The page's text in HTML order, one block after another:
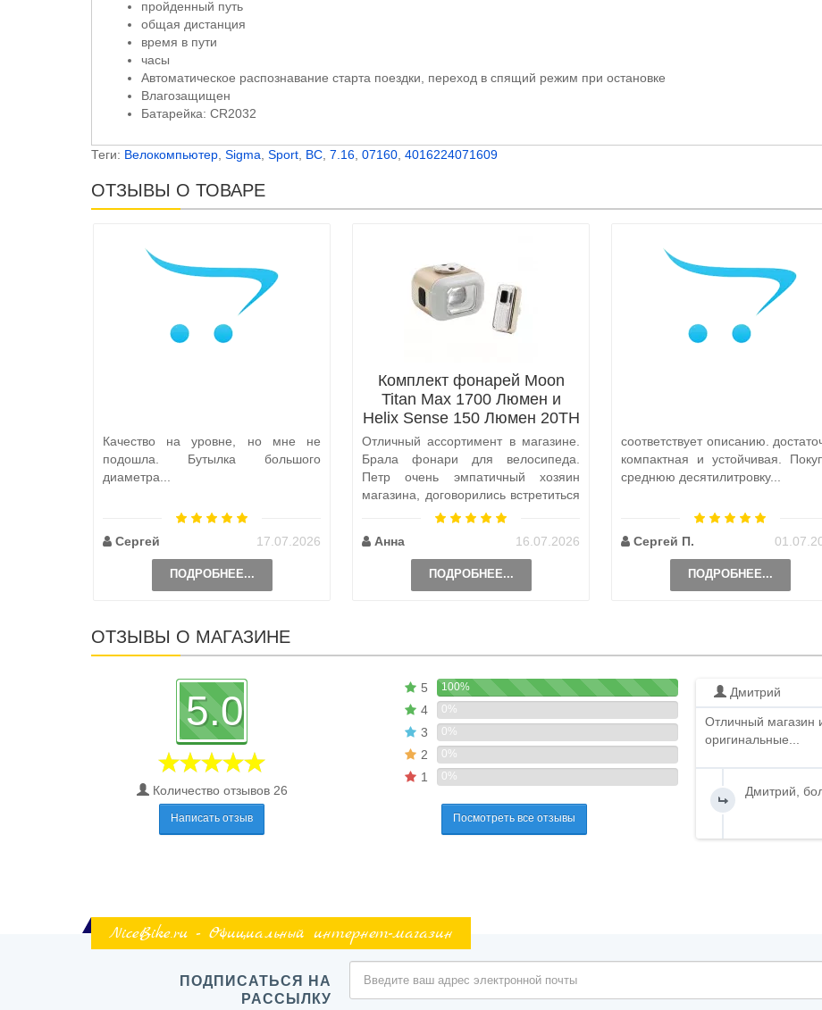
пройденный путь
общая дистанция
время в пути
часы
Автоматическое распознавание старта поездки, переход в спящий режим при остановке
Влагозащищен
Батарейка: CR2032
Теги: Велокомпьютер Sigma Sport BC 7.16 07160 4016224071609
ОТЗЫВЫ О ТОВАРЕ
Качество на уровне, но мне не
подошла. Бутылка большого
диаметра...
Сергей 17.07.2026
ПОДРОБНЕЕ...
Комплект фонарей Moon
Titan Max 1700 Люмен и
Helix Sense 150 Люмен 20TH
Anniversary Edition
Отличный ассортимент в магазине.
Брала фонари для велосипеда.
Петр очень эмпатичный хозяин
магазина, договорились встретиться
по пути, чтобы передать ..
Анна
16.07.2026
ПОДРОБНЕЕ...
соответствует описанию.
компактная и устойчивая.
среднюю десятилитровку...
Сергей П.
ПОДРОБНЕЕ...
ОТЗЫВЫ О МАГАЗИНЕ
5.0
Количество отзывов 26
Написать отзыв
5 100%
4 0%
3 0%
2 0%
1 0%
Посмотреть все отзывы
Дмитрий
Отличный магазин
оригинальные...
Дмитрий,
NiceBike.ru - Официальный интернет-магазин
ПОДПИСАТЬСЯ НА
РАССЫЛКУ